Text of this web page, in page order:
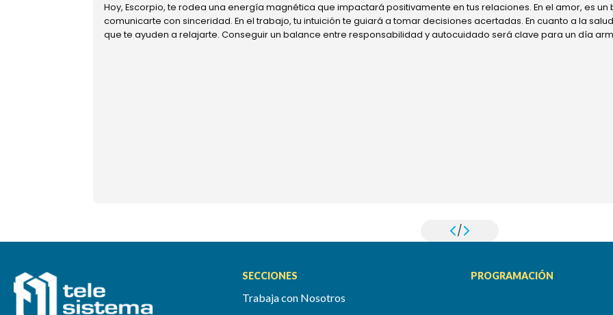
Hoy, Escorpio, te rodea una energía magnética que impactará positivamente en tus relaciones. En el amor, es
comunicarte con sinceridad. En el trabajo, tu intuición te guiará a tomar decisiones acertadas. En cuanto a la
que te ayuden a relajarte. Conseguir un balance entre responsabilidad y autocuidado será clave para un día
/
SECCIONES
Trabaja con Nosotros
PROGRAMACIÓN